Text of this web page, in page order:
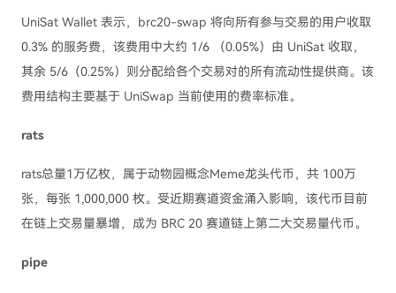
UniSat Wallet 表示，brc20-swap 将向所有参与交易的用户收取
0.3% 的服务费，该费用中大约 1/6 （0.05%）由 UniSat 收取，
其余 5/6（0.25%）则分配给各个交易对的所有流动性提供商。该
费用结构主要基于 UniSwap 当前使用的费率标准。
rats
rats总量1万亿枚，属于动物园概念Meme龙头代币，共 100万
张，每张 1,000,000 枚。受近期赛道资金涌入影响，该代币目前
在链上交易量暴增，成为 BRC 20 赛道链上第二大交易量代币。
pipe